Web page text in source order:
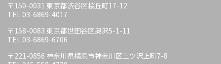
〒150-0031 東京都渋谷区桜丘町17-12
TEL 03-6869-4017
〒158-0083 東京都世田谷区奥沢5-1-11
TEL 03-6869-6706
〒221-0856 神奈川県横浜市神奈川区三ツ沢上町7-8